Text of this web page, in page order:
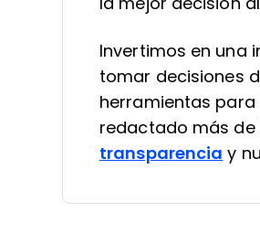
la mejor decisión
Invertimos en una
tomar decisiones
herramientas
redactado más de
transparencia y